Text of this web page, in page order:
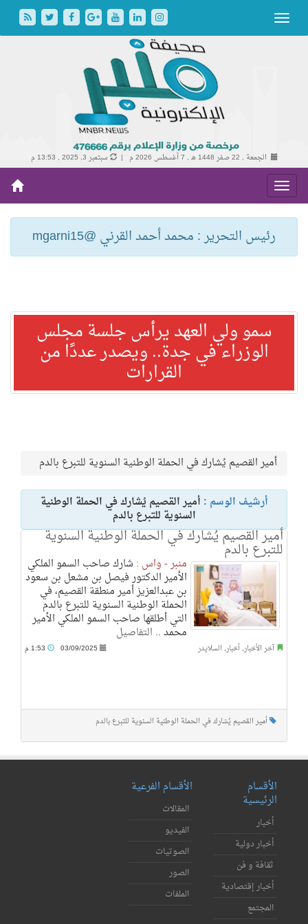
الجمعة , 22 صفر 1448 هـ , 7 أغسطس 2026 م | سبتمبر 3, 2025 , 13:53 م
رئيس التحرير : محمد أحمد القرني @mgarni15
سمو ولي العهد يرأس جلسة مجلس
الوزراء في جدة.. ويصدر عددًا من
القرارات
أمير القصيم يُشارك في الحملة الوطنية السنوية للتبرع بالدم
أرشيف الوسم : أمير القصيم يُشارك في الحملة الوطنية
السنوية للتبرع بالدم
أمير القصيم يُشارك في الحملة الوطنية السنوية
للتبرع بالدم
منبر - واس : شارك صاحب السمو الملكي
الأمير الدكتور فيصل بن مشعل بن سعود
بن عبدالعزيز أمير منطقة القصيم، في
الحملة الوطنية السنوية للتبرع بالدم
التي أطلقها صاحب السمو الملكي الأمير
محمد .. التفاصيل
آخر الأخبار, أخبار, السلايدر 03/09/2025
أمير القصيم يُشارك في الحملة الوطنية السنوية للتبرع بالدم
الأقسام
الرئيسية
أخبار
أخبار دولية
ثقافة و فن
أخبار إقتصادية
المجتمع
الأقسام الفرعية
المقالات
الفيديو
الصوتيات
الصور
الملفات